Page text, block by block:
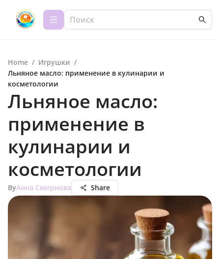
Home / Игрушки /
Льняное масло: применение в кулинарии и
косметологии
Льняное масло:
применение в
кулинарии и
косметологии
ByАнна Смирнова Share